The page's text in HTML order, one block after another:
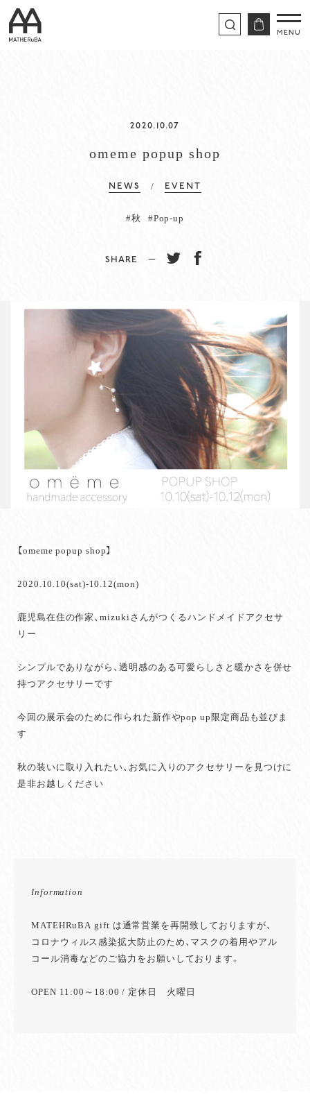
2020.10.07
omeme popup shop
NEWS / EVENT
#秋 #Pop-up
SHARE −
【omeme popup shop】
2020.10.10(sat)-10.12(mon)
鹿児島在住の作家、mizukiさんがつくるハンドメイドアクセサ
リー
シンプルでありながら、透明感のある可愛らしさと暖かさを併せ
持つアクセサリーです
今回の展示会のために作られた新作やpop up限定商品も並びま
す
秋の装いに取り入れたい、お気に入りのアクセサリーを見つけに
是非お越しください
Information
MATEHRuBA gift は通常営業を再開致しておりますが、
コロナウィルス感染拡大防止のため、マスクの着用やアル
コール消毒などのご協力をお願いしております。
OPEN 11:00～18:00 / 定休日 火曜日